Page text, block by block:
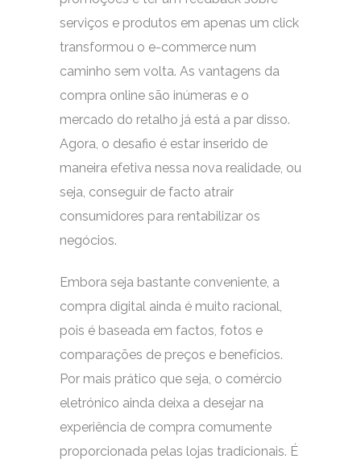
serviços e produtos em apenas um click
transformou o e-commerce num
caminho sem volta. As vantagens da
compra online são inúmeras e o
mercado do retalho já está a par disso.
Agora, o desafio é estar inserido de
maneira efetiva nessa nova realidade, ou
seja, conseguir de facto atrair
consumidores para rentabilizar os
negócios.
Embora seja bastante conveniente, a
compra digital ainda é muito racional,
pois é baseada em factos, fotos e
comparações de preços e benefícios.
Por mais prático que seja, o comércio
eletrónico ainda deixa a desejar na
experiência de compra comumente
proporcionada pelas lojas tradicionais. É